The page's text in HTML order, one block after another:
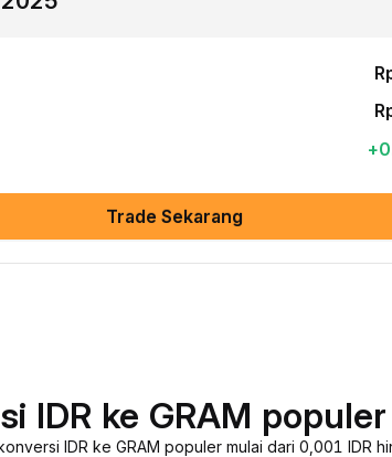
+
Trade Sekarang
IDR ke GRAM populer
IDR ke GRAM populer mulai dari 0,001